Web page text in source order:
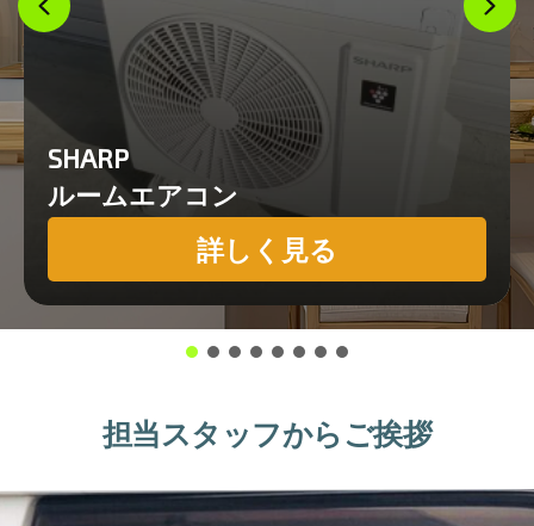
SHARP
ルームエアコン
詳しく見る
担当スタッフからご挨拶